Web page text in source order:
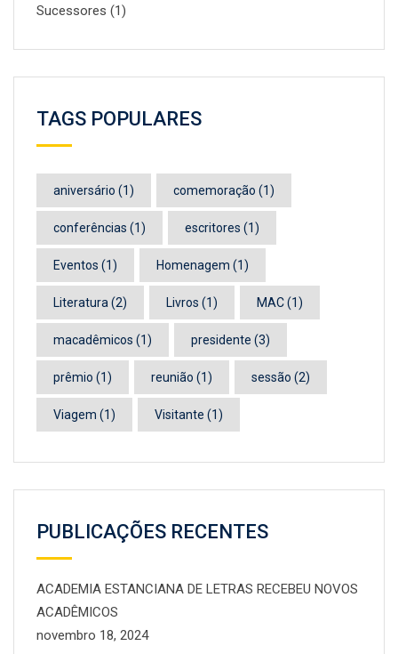
Sucessores (1)
TAGS POPULARES
aniversário (1) comemoração (1)
conferências (1) escritores (1)
Eventos (1) Homenagem (1)
Literatura(2) Livros (1) MAC(1)
macadêmicos (1) presidente (3)
prêmio (1) reunião (1) sessão (2)
Viagem (1) Visitante (1)
PUBLICAÇÕES RECENTES
ACADEMIA ESTANCIANA DE LETRAS RECEBEU NOVOS
ACADÊMICOS
novembro 18, 2024